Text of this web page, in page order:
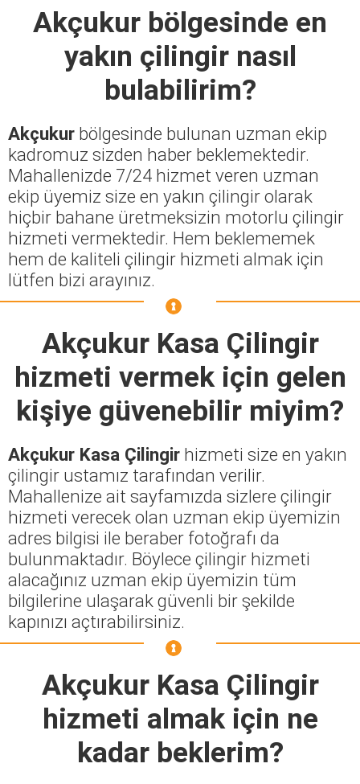
Akçukur bölgesinde en
yakın çilingir nasıl
bulabilirim?
Akçukur bölgesinde bulunan uzman ekip
kadromuz sizden haber beklemektedir.
Mahallenizde 7/24 hizmet veren uzman
ekip üyemiz size en yakın çilingir olarak
hiçbir bahane üretmeksizin motorlu çilingir
hizmeti vermektedir. Hem beklememek
hem de kaliteli çilingir hizmeti almak için
lütfen bizi arayınız.
Akçukur Kasa Çilingir
hizmeti vermek için gelen
kişiye güvenebilir miyim?
Akçukur Kasa Çilingir hizmeti size en yakın
çilingir ustamız tarafından verilir.
Mahallenize ait sayfamızda sizlere çilingir
hizmeti verecek olan uzman ekip üyemizin
adres bilgisi ile beraber fotoğrafı da
bulunmaktadır. Böylece çilingir hizmeti
alacağınız uzman ekip üyemizin tüm
bilgilerine ulaşarak güvenli bir şekilde
kapınızı açtırabilirsiniz.
Akçukur Kasa Çilingir
hizmeti almak için ne
kadar beklerim?